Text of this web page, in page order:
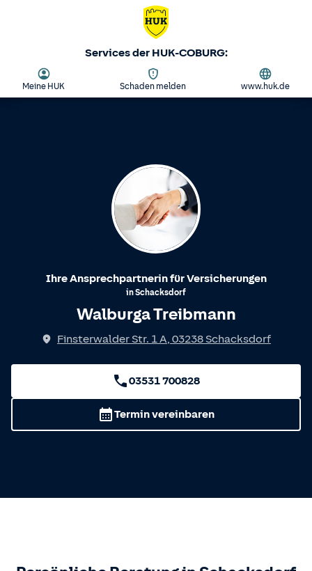
Services der HUK-COBURG:
Meine HUK Schaden melden www.huk.de
Ihre Ansprechpartnerin für Versicherungen
inSchacksdorf
Walburga Treibmann
Finsterwalder Str. 1 A, 03238 Schacksdorf
03531 700828
Termin vereinbaren